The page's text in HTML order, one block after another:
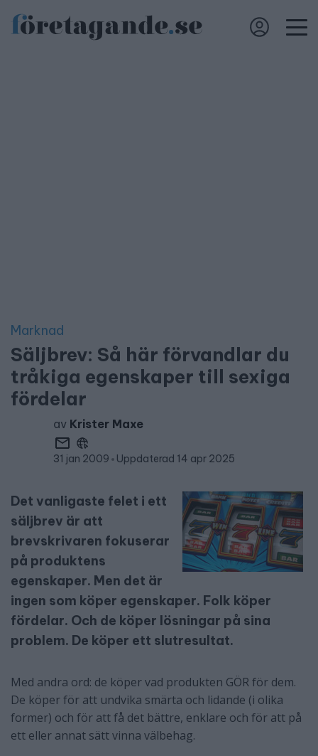
Marknad
Säljbrev: Så här förvandlar du
tråkiga egenskaper till sexiga
fördelar
av Krister Maxe
31 jan 2009 Uppdaterad 14 apr 2025
Det vanligaste felet i ett
säljbrev är att
brevskrivaren fokuserar
på produktens
egenskaper. Men det är
ingen som köper egenskaper. Folk köper
fördelar. Och de köper lösningar på sina
problem. De köper ett slutresultat.
Med andra ord: de köper vad produkten GÖR för dem.
De köper för att undvika smärta och lidande (i olika
former) och för att få det bättre, enklare och för att på
ett eller annat sätt vinna välbehag.